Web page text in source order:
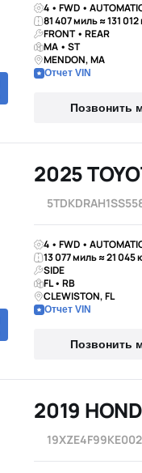
4 • FWD •
81 407 миль ≈ 131 012
FRONT • REAR
MA • ST
MENDON, MA
Отчет VIN
Позвонить
2025
4 • FWD •
13 077 миль ≈ 21 045
SIDE
FL • RB
CLEWISTON, FL
Отчет VIN
Позвонить
2019